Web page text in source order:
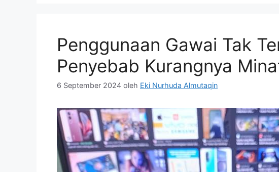
Penggunaan Gawai Tak
Penyebab Kurangnya
6 September 2024 oleh Eki Nurhuda Almutaqin